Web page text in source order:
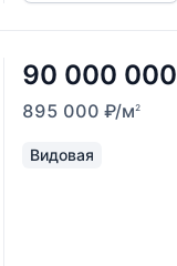
90 000 000
895 000 ₽/м2
Видовая